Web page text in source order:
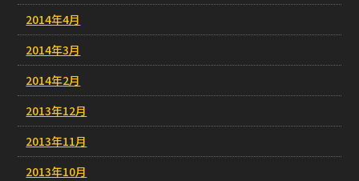
2014年4月
2014年3月
2014年2月
2013年12月
2013年11月
2013年10月